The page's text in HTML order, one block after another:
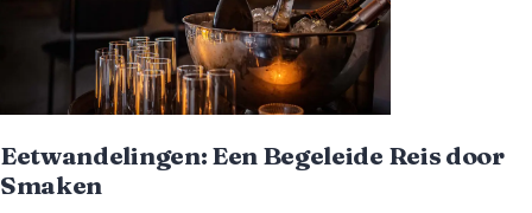
Eetwandelingen: Een Begeleide Reis door
Smaken